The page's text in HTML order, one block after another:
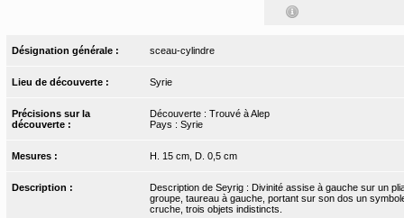
Désignation générale : sceau-cylindre
Lieu de découverte : Syrie
Précisions sur la
découverte :
Découverte : Trouvé à Alep
Pays : Syrie
Mesures : H. 15 cm, D. 0,5 cm
Description :
Description de Seyrig : Divinité assise à gauche sur un
groupe, taureau à gauche, portant sur son dos un
cruche, trois objets indistincts.